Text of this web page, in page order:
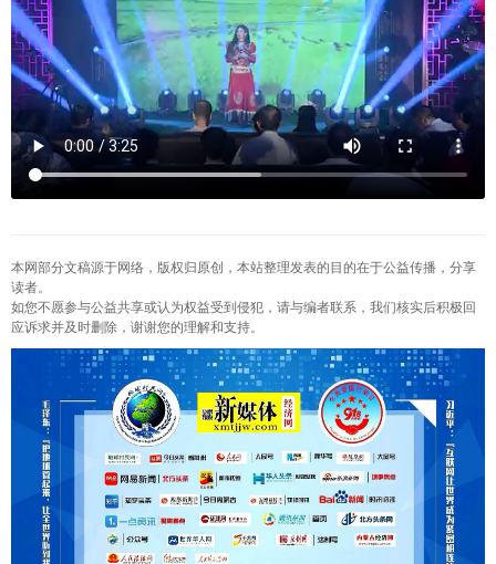
本网部分文稿源于网络，版权归原创，本站整理发表的目的在于公益传播，分享
读者。
如您不愿参与公益共享或认为权益受到侵犯，请与编者联系，我们核实后积极回
应诉求并及时删除，谢谢您的理解和支持。